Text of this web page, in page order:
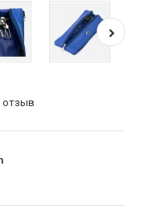
отзыв